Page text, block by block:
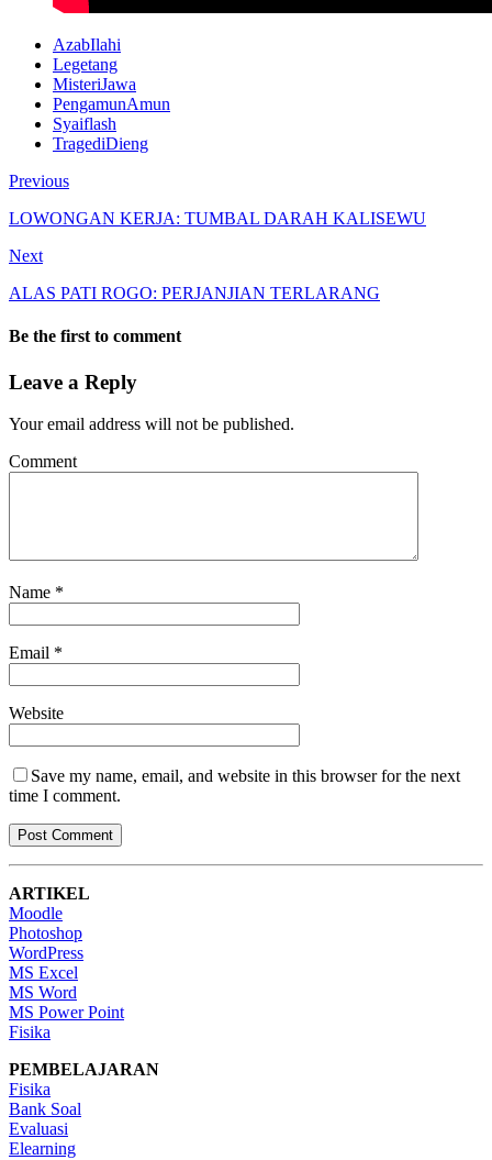
AzabIlahi
Legetang
MisteriJawa
PengamunAmun
Syaiflash
TragediDieng
Previous
LOWONGAN KERJA: TUMBAL DARAH KALISEWU
Next
ALAS PATI ROGO: PERJANJIAN TERLARANG
Be the first to comment
Leave a Reply
Your email address will not be published.
Comment
Name *
Email *
Website
Save my name, email, and website in this browser for the next
time I comment.
ARTIKEL
Moodle
Photoshop
WordPress
MS Excel
MS Word
MS Power Point
Fisika
PEMBELAJARAN
Fisika
Bank Soal
Evaluasi
Elearning